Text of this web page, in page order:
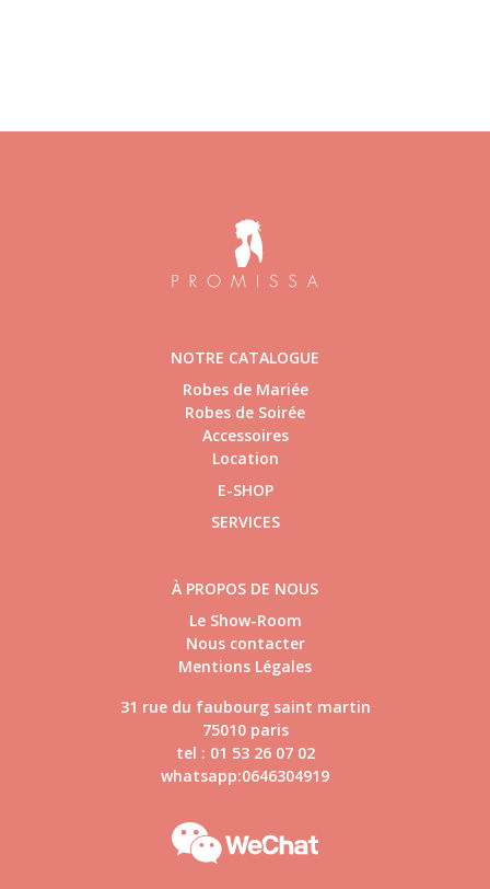
NOTRE CATALOGUE
Robes de Mariée
Robes de Soirée
Accessoires
Location
E-SHOP
SERVICES
À PROPOS DE NOUS
Le Show-Room
Nous contacter
Mentions Légales
31 rue du faubourg saint martin
75010 paris
tel : 01 53 26 07 02
whatsapp:0646304919